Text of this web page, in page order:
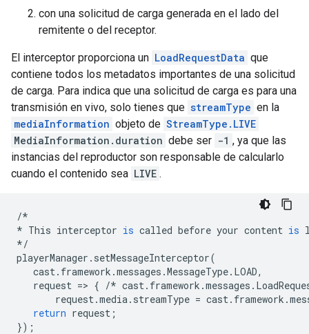
con una solicitud de carga generada en el lado del
remitente o del receptor.
El interceptor proporciona un LoadRequestData que
contiene todos los metadatos importantes de una solicitud
de carga. Para indica que una solicitud de carga es para una
transmisión en vivo, solo tienes que streamType en la
mediaInformation objeto de StreamType.LIVE
MediaInformation.duration debe ser -1 , ya que las
instancias del reproductor son responsable de calcularlo
cuando el contenido sea LIVE .
/*
* This interceptor is called before your content is
*/
playerManager . setMessageInterceptor(
cast. framework .messages .MessageType. LOAD,
request => { /* cast. framework .messages .
request.media. streamType = cast. framework .
return request ;
});